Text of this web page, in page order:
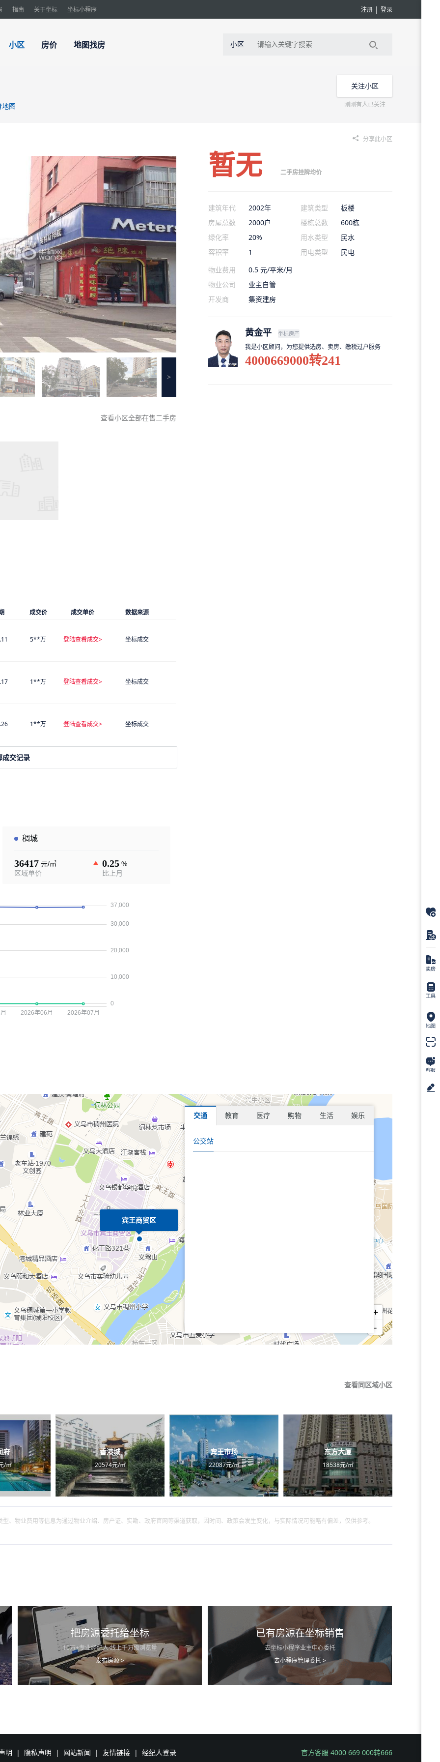
指南 关于坐标 坐标小程序 注册 | 登录
小区 房价 地图找房 小区
地图
关注小区
刚刚有人已关注
分享此小区
>
暂无 二手房挂牌均价
建筑年代
2002年
房屋总数
2000户
绿化率
20%
容积率
1
建筑类型
板楼
楼栋总数
600栋
用水类型
民水
用电类型
民电
物业费用
0.5 元/平米/月
物业公司
业主自管
开发商
集资建房
黄金平 坐标房产
我是小区顾问，为您提供选房、卖房、缴税过户服务
4000669000转241
查看小区全部在售二手房
成交价 成交单价 数据来源
5**万 登陆查看成交> 坐标成交
1**万 登陆查看成交> 坐标成交
1**万 登陆查看成交> 坐标成交
成交记录
稠城
36417 元/㎡
区域单价
0.25 %
比上月
宾王商贸区
+
-
交通 教育 医疗 购物 生活 娱乐
公交站
查看同区域小区
府
/㎡
香港城
20574元/㎡
宾王市场
22087元/㎡
东方大厦
18538元/㎡
、物业费用等信息为通过物业介绍、房产证、实勘、政府官网等渠道获取，因时间、政策会发生变化，与实际情况可能略有偏差，仅供参考。
把房源委托给坐标
10万+专业经纪人·线上千万级浏览量
发布房源 >
已有房源在坐标销售
去坐标小程序业主中心委托
去小程序管理委托 >
明 | 隐私声明 | 网站新闻 | 友情链接 | 经纪人登录 官方客服 4000 669 000转666